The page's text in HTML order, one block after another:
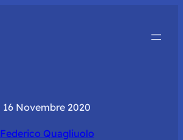
16 Novembre 2020
Federico Quagliuolo